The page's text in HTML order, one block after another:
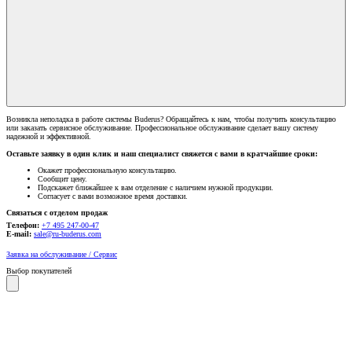
Возникла неполадка в работе системы Buderus? Обращайтесь к нам, чтобы получить консультацию
или заказать сервисное обслуживание. Профессиональное обслуживание сделает вашу систему
надежной и эффективной.
Оставьте заявку в один клик и наш специалист свяжется с вами в кратчайшие сроки:
Окажет профессиональную консультацию.
Сообщит цену.
Подскажет ближайшее к вам отделение с наличием нужной продукции.
Согласует с вами возможное время доставки.
Связаться с отделом продаж
Телефон: +7 495 247-00-47
E-mail: sale@ru-buderus.com
Заявка на обслуживание / Сервис
Выбор покупателей